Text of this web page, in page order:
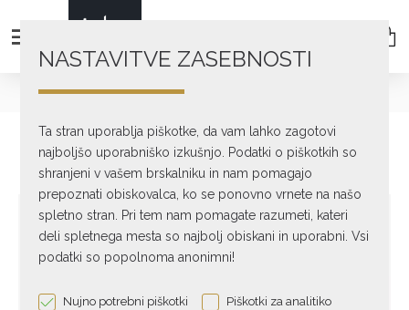
Zvočniki Nizkotonski
NASTAVITVE ZASEBNOSTI
Ta stran uporablja piškotke, da vam lahko zagotovi
najboljšo uporabniško izkušnjo. Podatki o piškotkih so
shranjeni v vašem brskalniku in nam pomagajo
prepoznati obiskovalca, ko se ponovno vrnete na našo
spletno stran. Pri tem nam pomagate razumeti, kateri
deli spletnega mesta so najbolj obiskani in uporabni. Vsi
podatki so popolnoma anonimni!
Nujno potrebni piškotki Piškotki za analitiko